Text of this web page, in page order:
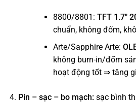
8800/8801: TFT 1.7″
chuẩn, không đốm,
Arte/Sapphire Arte:
không burn-in/đốm
hoạt động tốt ⇒ tăng
Pin – sạc – bo mạch: sạc bình